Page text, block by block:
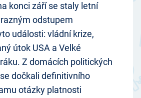
konci září se staly letní
odstupem
události: vládní krize,
útok USA a Velké
Z domácích politických
dočkali definitivního
otázky platnosti